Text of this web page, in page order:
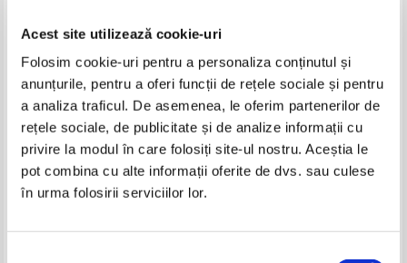
Acest site utilizează cookie-uri
Folosim cookie-uri pentru a personaliza conținutul și
anunțurile, pentru a oferi funcții de rețele sociale și pentru
a analiza traficul. De asemenea, le oferim partenerilor de
rețele sociale, de publicitate și de analize informații cu
privire la modul în care folosiți site-ul nostru. Aceștia le
pot combina cu alte informații oferite de dvs. sau culese
în urma folosirii serviciilor lor.
Ucigasul perfect (antologie de
povestiri horror)
Pret:11,00Lei 4,40 Lei
Adaugă în coș
David Shobin - Agonie
Pret:10,00Lei 4,00 Lei
Adaugă în coș